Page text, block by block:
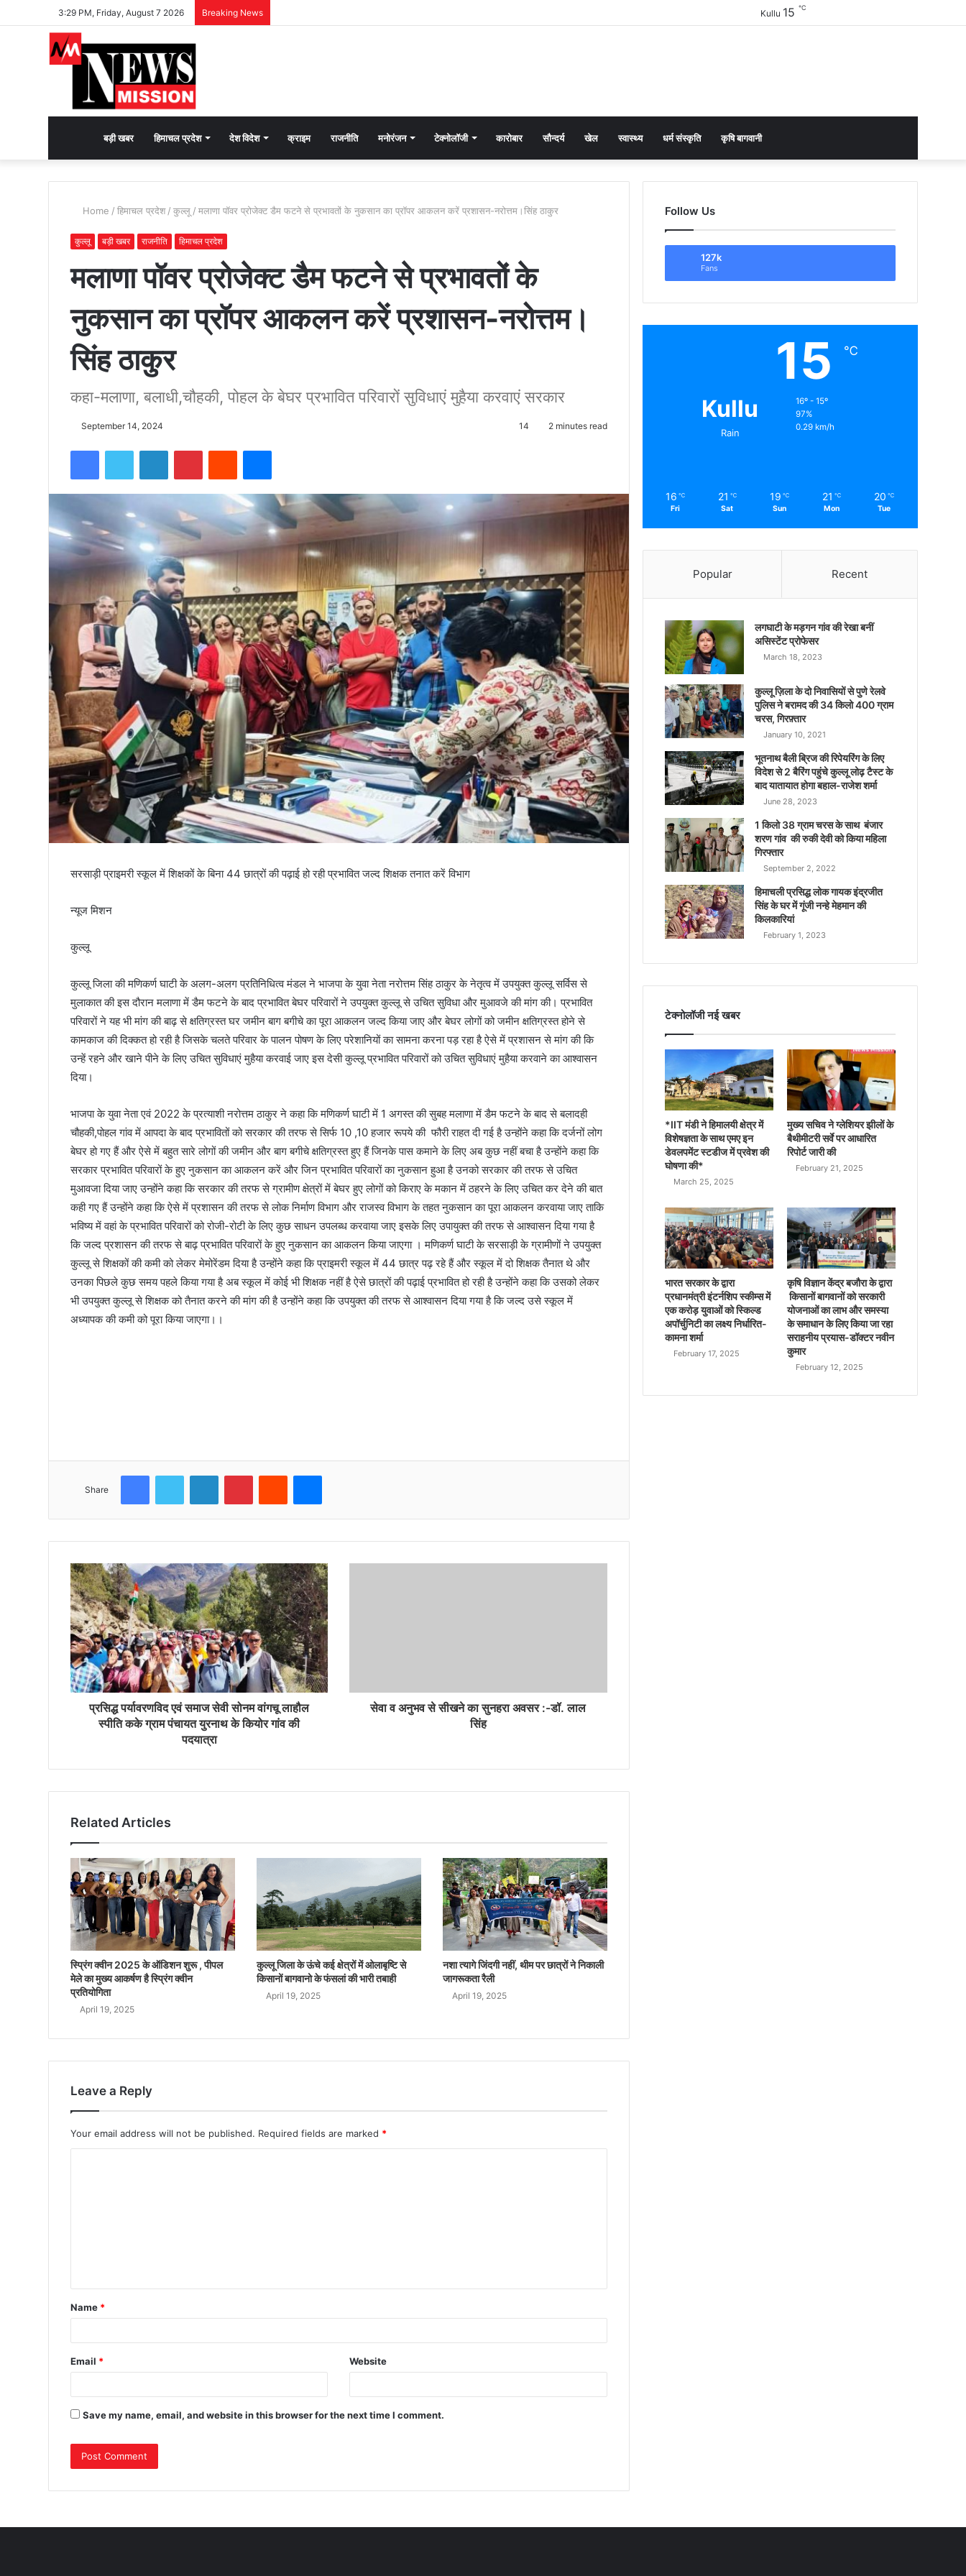
3:29 PM, Friday, August 7 2026 Breaking News Kullu 15 ℃
भक्ति
भावना
जगाने
को
15500
उंची
चोटी
फहराया
तिरंगा
बड़ी खबर हिमाचल प्रदेश देश विदेश क्राइम राजनीति मनोरंजन टेक्नोलॉजी कारोबार सौन्दर्य खेल स्वास्थ्य धर्म संस्कृति कृषि बागवानी
Home / हिमाचल प्रदेश / कुल्लू / मलाणा पॉवर प्रोजेक्ट डैम फटने से प्रभावतों के नुकसान का प्रॉपर आकलन करें प्रशासन-नरोत्तम।सिंह ठाकुर
कुल्लू बड़ी खबर राजनीति हिमाचल प्रदेश
मलाणा पॉवर प्रोजेक्ट डैम फटने से प्रभावतों के
नुकसान का प्रॉपर आकलन करें प्रशासन-नरोत्तम।
सिंह ठाकुर
कहा-मलाणा, बलाधी,चौहकी, पोहल के बेघर प्रभावित परिवारों सुविधाएं मुहैया करवाएं सरकार
September 14, 2024 14 2 minutes read
सरसाड़ी प्राइमरी स्कूल में शिक्षकों के बिना 44 छात्रों की पढ़ाई हो रही प्रभावित जल्द शिक्षक तनात करें विभाग
न्यूज मिशन
कुल्लू
कुल्लू जिला की मणिकर्ण घाटी के अलग-अलग प्रतिनिधित्व मंडल ने भाजपा के युवा नेता नरोत्तम सिंह ठाकुर के नेतृत्व में उपयुक्त कुल्लू सर्विस से
मुलाकात की इस दौरान मलाणा में डैम फटने के बाद प्रभावित बेघर परिवारों ने उपयुक्त कुल्लू से उचित सुविधा और मुआवजे की मांग की। प्रभावित
परिवारों ने यह भी मांग की बाढ़ से क्षतिग्रस्त घर जमीन बाग बगीचे का पूरा आकलन जल्द किया जाए और बेघर लोगों को जमीन क्षतिग्रस्त होने से
कामकाज की दिक्कत हो रही है जिसके चलते परिवार के पालन पोषण के लिए परेशानियों का सामना करना पड़ रहा है ऐसे में प्रशासन से मांग की कि
उन्हें रहने और खाने पीने के लिए उचित सुविधाएं मुहैया करवाई जाए इस देसी कुल्लू प्रभावित परिवारों को उचित सुविधाएं मुहैया करवाने का आश्वासन
दिया।
भाजपा के युवा नेता एवं 2022 के प्रत्याशी नरोत्तम ठाकुर ने कहा कि मणिकर्ण घाटी में 1 अगस्त की सुबह मलाणा में डैम फटने के बाद से बलादही
चौहकी,पोहल गांव में आपदा के बाद प्रभावितों को सरकार की तरफ से सिर्फ 10 ,10 हजार रूपये की फौरी राहत दी गई है उन्होंने कहा कि दर्जनों लोग
बेघर हो गए हैं और ऐसे में बहुत सारे लोगों की जमीन और बाग बगीचे क्षतिग्रस्त हुए हैं जिनके पास कमाने के लिए अब कुछ नहीं बचा है उन्होंने कहा कि
सरकार प्रभावित परिवारों के हुए नुकसान का आकलन करें और जिन प्रभावित परिवारों का नुकसान हुआ है उनको सरकार की तरफ से उचित
मुआवजा दिया जाए उन्होंने कहा कि सरकार की तरफ से ग्रामीण क्षेत्रों में बेघर हुए लोगों को किराए के मकान में ठहरने के लिए उचित कर देने की बात
कही गए हैं उन्होंने कहा कि ऐसे में प्रशासन की तरफ से लोक निर्माण विभाग और राजस्व विभाग के तहत नुकसान का पूरा आकलन करवाया जाए ताकि
भविष्य में वहां के प्रभावित परिवारों को रोजी-रोटी के लिए कुछ साधन उपलब्ध करवाया जाए इसके लिए उपायुक्त की तरफ से आश्वासन दिया गया है
कि जल्द प्रशासन की तरफ से बाढ़ प्रभावित परिवारों के हुए नुकसान का आकलन किया जाएगा । मणिकर्ण घाटी के सरसाड़ी के ग्रामीणों ने उपयुक्त
कुल्लू से शिक्षकों की कमी को लेकर मेमोरेंडम दिया है उन्होंने कहा कि प्राइमरी स्कूल में 44 छात्र पढ़ रहे हैं और स्कूल में दो शिक्षक तैनात थे और
उनका पिछले कुछ समय पहले किया गया है अब स्कूल में कोई भी शिक्षक नहीं है ऐसे छात्रों की पढ़ाई प्रभावित हो रही है उन्होंने कहा कि उसको लेकर
भी उपयुक्त कुल्लू से शिक्षक को तैनात करने की मांग की है उन्होंने कहा कि उपयुक्त की तरफ से आश्वासन दिया गया है कि जल्द उसे स्कूल में
अध्यापक की कमी को पूरा किया जाएगा।।
Share
प्रसिद्ध पर्यावरणविद एवं समाज सेवी सोनम वांगचू लाहौल
स्पीति कके ग्राम पंचायत युरनाथ के कियोर गांव की
पदयात्रा
सेवा व अनुभव से सीखने का सुनहरा अवसर :-डॉ. लाल
सिंह
Related Articles
स्प्रिंग क्वीन 2025 के ऑडिशन शुरू , पीपल
मेले का मुख्य आकर्षण है स्प्रिंग क्वीन
प्रतियोगिता
April 19, 2025
कुल्लू जिला के ऊंचे कई क्षेत्रों में ओलाबृष्टि से
किसानों बागवानो के फंसलां की भारी तबाही
April 19, 2025
नशा त्यागे जिंदगी नहीं, थीम पर छात्रों ने निकाली
जागरूकता रैली
April 19, 2025
Leave a Reply
Your email address will not be published. Required fields are marked *
Name *
Email * Website
Save my name, email, and website in this browser for the next time I comment.
Follow Us
127k
Fans
Kullu
Rain
15 ℃
16º - 15º
97%
0.29 km/h
16 ℃
Fri
21 ℃
Sat
19 ℃
Sun
21 ℃
Mon
20 ℃
Tue
Popular Recent
लगघाटी के मड़गन गांव की रेखा बनीं
असिस्टेंट प्रोफेसर
March 18, 2023
कुल्लू ज़िला के दो निवासियों से पुणे रेलवे
पुलिस ने बरामद की 34 किलो 400 ग्राम
चरस, गिरफ़्तार
January 10, 2021
भूतनाथ बैली ब्रिज की रिपेयरिंग के लिए
विदेश से 2 बैरिंग पहुंचे कुल्लू लोढ़ टैस्ट के
बाद यातायात होगा बहाल-राजेश शर्मा
June 28, 2023
1 किलो 38 ग्राम चरस के साथ बंजार
शरण गांव की रुकी देवी को किया महिला
गिरफ्तार
September 2, 2022
हिमाचली प्रसिद्ध लोक गायक इंद्रजीत
सिंह के घर में गूंजी नन्हे मेहमान की
किलकारियां
February 1, 2023
टेक्नोलॉजी नई खबर
*IIT मंडी ने हिमालयी क्षेत्र में
विशेषज्ञता के साथ एमए इन
डेवलपमेंट स्टडीज में प्रवेश की
घोषणा की*
March 25, 2025
मुख्य सचिव ने ग्लेशियर झीलों के
बैथीमीटरी सर्वे पर आधारित
रिपोर्ट जारी की
February 21, 2025
भारत सरकार के द्वारा
प्रधानमंत्री इंटर्नशिप स्कीम्स में
एक करोड़ युवाओं को स्किल्ड
अपॉर्चुनिटी का लक्ष्य निर्धारित-
कामना शर्मा
February 17, 2025
कृषि विज्ञान केंद्र बजौरा के द्वारा
किसानों बागवानों को सरकारी
योजनाओं का लाभ और समस्या
के समाधान के लिए किया जा रहा
सराहनीय प्रयास-डॉक्टर नवीन
कुमार
February 12, 2025